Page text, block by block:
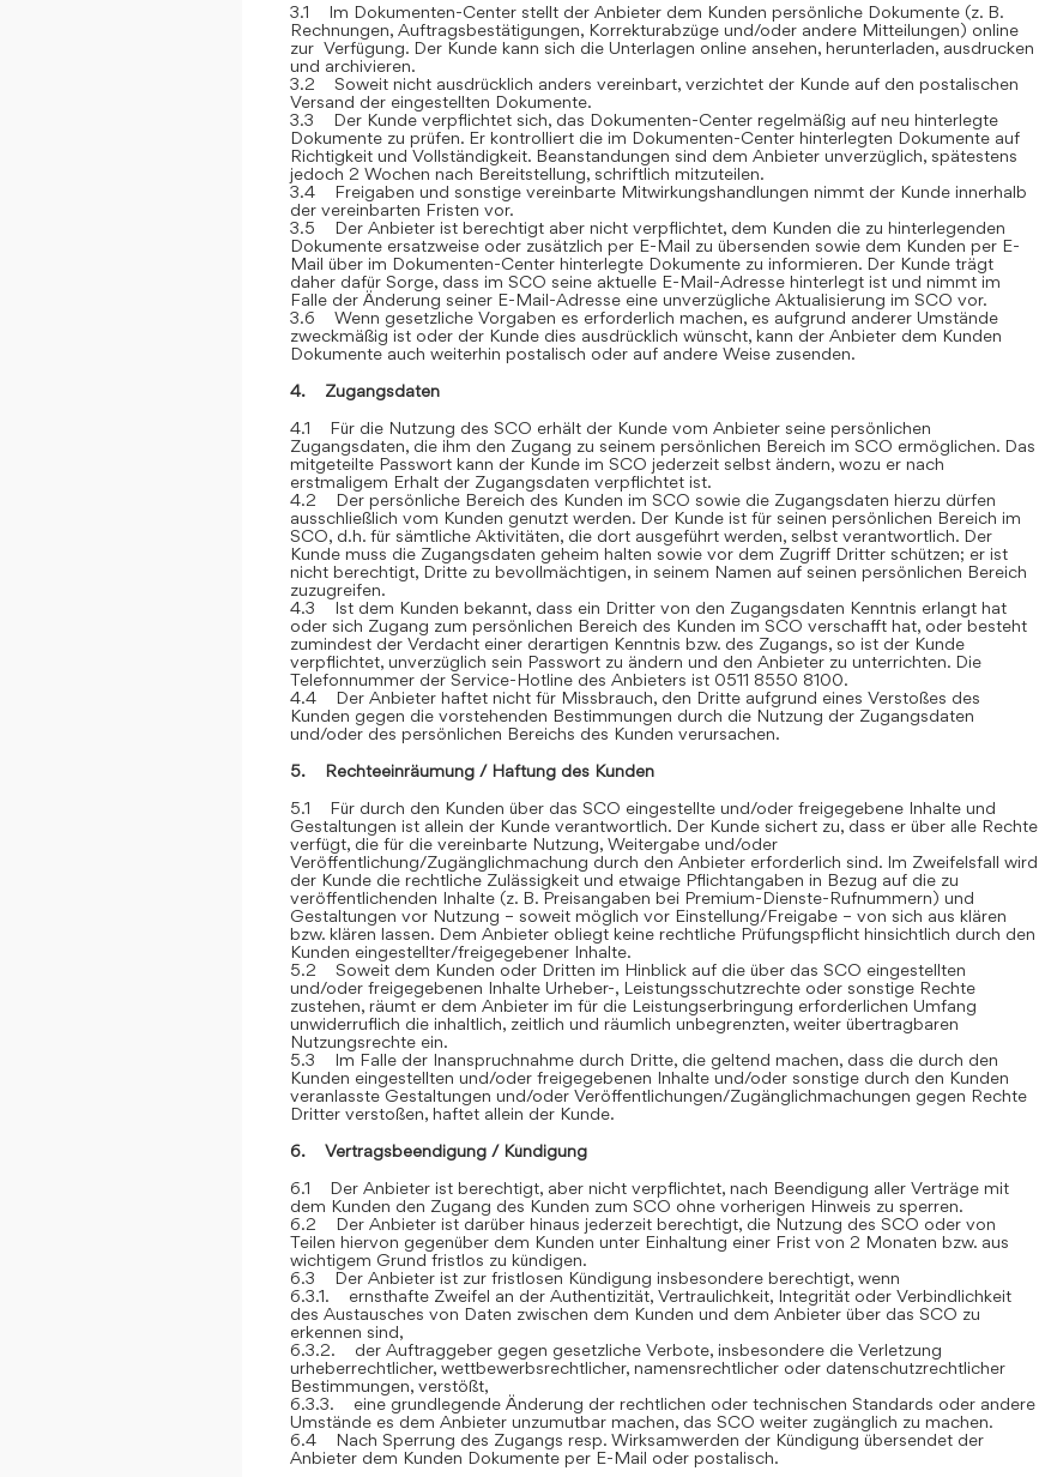
3.1 Im Dokumenten-Center stellt der Anbieter dem Kunden persönliche Dokumente (z. B.
Rechnungen, Auftragsbestätigungen, Korrekturabzüge und/oder andere Mitteilungen) online
zur Verfügung. Der Kunde kann sich die Unterlagen online ansehen, herunterladen, ausdrucken
und archivieren.
3.2 Soweit nicht ausdrücklich anders vereinbart, verzichtet der Kunde auf den postalischen
Versand der eingestellten Dokumente.
3.3 Der Kunde verpflichtet sich, das Dokumenten-Center regelmäßig auf neu hinterlegte
Dokumente zu prüfen. Er kontrolliert die im Dokumenten-Center hinterlegten Dokumente auf
Richtigkeit und Vollständigkeit. Beanstandungen sind dem Anbieter unverzüglich, spätestens
jedoch 2 Wochen nach Bereitstellung, schriftlich mitzuteilen.
3.4 Freigaben und sonstige vereinbarte Mitwirkungshandlungen nimmt der Kunde innerhalb
der vereinbarten Fristen vor.
3.5 Der Anbieter ist berechtigt aber nicht verpflichtet, dem Kunden die zu hinterlegenden
Dokumente ersatzweise oder zusätzlich per E-Mail zu übersenden sowie dem Kunden per E-
Mail über im Dokumenten-Center hinterlegte Dokumente zu informieren. Der Kunde trägt
daher dafür Sorge, dass im SCO seine aktuelle E-Mail-Adresse hinterlegt ist und nimmt im
Falle der Änderung seiner E-Mail-Adresse eine unverzügliche Aktualisierung im SCO vor.
3.6 Wenn gesetzliche Vorgaben es erforderlich machen, es aufgrund anderer Umstände
zweckmäßig ist oder der Kunde dies ausdrücklich wünscht, kann der Anbieter dem Kunden
Dokumente auch weiterhin postalisch oder auf andere Weise zusenden.
4. Zugangsdaten
4.1 Für die Nutzung des SCO erhält der Kunde vom Anbieter seine persönlichen
Zugangsdaten, die ihm den Zugang zu seinem persönlichen Bereich im SCO ermöglichen. Das
mitgeteilte Passwort kann der Kunde im SCO jederzeit selbst ändern, wozu er nach
erstmaligem Erhalt der Zugangsdaten verpflichtet ist.
4.2 Der persönliche Bereich des Kunden im SCO sowie die Zugangsdaten hierzu dürfen
ausschließlich vom Kunden genutzt werden. Der Kunde ist für seinen persönlichen Bereich im
SCO, d.h. für sämtliche Aktivitäten, die dort ausgeführt werden, selbst verantwortlich. Der
Kunde muss die Zugangsdaten geheim halten sowie vor dem Zugriff Dritter schützen; er ist
nicht berechtigt, Dritte zu bevollmächtigen, in seinem Namen auf seinen persönlichen Bereich
zuzugreifen.
4.3 Ist dem Kunden bekannt, dass ein Dritter von den Zugangsdaten Kenntnis erlangt hat
oder sich Zugang zum persönlichen Bereich des Kunden im SCO verschafft hat, oder besteht
zumindest der Verdacht einer derartigen Kenntnis bzw. des Zugangs, so ist der Kunde
verpflichtet, unverzüglich sein Passwort zu ändern und den Anbieter zu unterrichten. Die
Telefonnummer der Service-Hotline des Anbieters ist 0511 8550 8100.
4.4 Der Anbieter haftet nicht für Missbrauch, den Dritte aufgrund eines Verstoßes des
Kunden gegen die vorstehenden Bestimmungen durch die Nutzung der Zugangsdaten
und/oder des persönlichen Bereichs des Kunden verursachen.
5. Rechteeinräumung / Haftung des Kunden
5.1 Für durch den Kunden über das SCO eingestellte und/oder freigegebene Inhalte und
Gestaltungen ist allein der Kunde verantwortlich. Der Kunde sichert zu, dass er über alle Rechte
verfügt, die für die vereinbarte Nutzung, Weitergabe und/oder
Veröffentlichung/Zugänglichmachung durch den Anbieter erforderlich sind. Im Zweifelsfall wird
der Kunde die rechtliche Zulässigkeit und etwaige Pflichtangaben in Bezug auf die zu
veröffentlichenden Inhalte (z. B. Preisangaben bei Premium-Dienste-Rufnummern) und
Gestaltungen vor Nutzung – soweit möglich vor Einstellung/Freigabe – von sich aus klären
bzw. klären lassen. Dem Anbieter obliegt keine rechtliche Prüfungspflicht hinsichtlich durch den
Kunden eingestellter/freigegebener Inhalte.
5.2 Soweit dem Kunden oder Dritten im Hinblick auf die über das SCO eingestellten
und/oder freigegebenen Inhalte Urheber-, Leistungsschutzrechte oder sonstige Rechte
zustehen, räumt er dem Anbieter im für die Leistungserbringung erforderlichen Umfang
unwiderruflich die inhaltlich, zeitlich und räumlich unbegrenzten, weiter übertragbaren
Nutzungsrechte ein.
5.3 Im Falle der Inanspruchnahme durch Dritte, die geltend machen, dass die durch den
Kunden eingestellten und/oder freigegebenen Inhalte und/oder sonstige durch den Kunden
veranlasste Gestaltungen und/oder Veröffentlichungen/Zugänglichmachungen gegen Rechte
Dritter verstoßen, haftet allein der Kunde.
6. Vertragsbeendigung / Kündigung
6.1 Der Anbieter ist berechtigt, aber nicht verpflichtet, nach Beendigung aller Verträge mit
dem Kunden den Zugang des Kunden zum SCO ohne vorherigen Hinweis zu sperren.
6.2 Der Anbieter ist darüber hinaus jederzeit berechtigt, die Nutzung des SCO oder von
Teilen hiervon gegenüber dem Kunden unter Einhaltung einer Frist von 2 Monaten bzw. aus
wichtigem Grund fristlos zu kündigen.
6.3 Der Anbieter ist zur fristlosen Kündigung insbesondere berechtigt, wenn
6.3.1. ernsthafte Zweifel an der Authentizität, Vertraulichkeit, Integrität oder Verbindlichkeit
des Austausches von Daten zwischen dem Kunden und dem Anbieter über das SCO zu
erkennen sind,
6.3.2. der Auftraggeber gegen gesetzliche Verbote, insbesondere die Verletzung
urheberrechtlicher, wettbewerbsrechtlicher, namensrechtlicher oder datenschutzrechtlicher
Bestimmungen, verstößt,
6.3.3. eine grundlegende Änderung der rechtlichen oder technischen Standards oder andere
Umstände es dem Anbieter unzumutbar machen, das SCO weiter zugänglich zu machen.
6.4 Nach Sperrung des Zugangs resp. Wirksamwerden der Kündigung übersendet der
Anbieter dem Kunden Dokumente per E-Mail oder postalisch.